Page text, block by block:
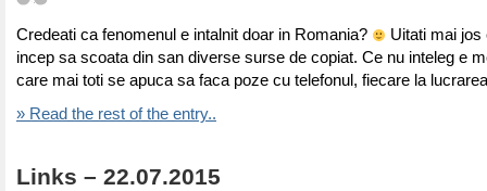
Credeati ca fenomenul e intalnit doar in Romania?
Uitati mai jos
incep sa scoata din san diverse surse de copiat. Ce nu inteleg e
care mai toti se apuca sa faca poze cu telefonul, fiecare la
» Read the rest of the entry..
Links – 22.07.2015